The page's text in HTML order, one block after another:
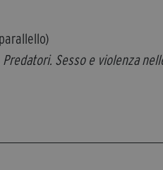
Predatori. Sesso e violenza